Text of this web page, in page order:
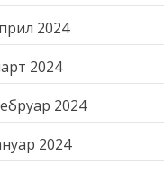
2024
2024
2024
2024